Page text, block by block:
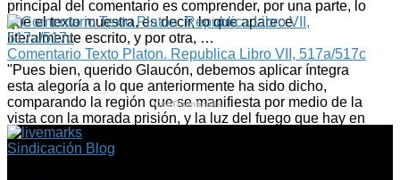
principal del comentario es comprender, por una parte, lo
que el texto muestra, es decir, lo que aparece
literalmente escrito, y por otra, …
Comentario Texto Platon. Republica Libro VII, 517a/517c
"Pues bien, querido Glaucón, debemos aplicar íntegra
esta alegoría a lo que anteriormente ha sido dicho,
comparando la región que se manifiesta por medio de la
vista con la morada prisión, y la luz del fuego que hay en
ella …
CedThumbnails
Sindicación Blog